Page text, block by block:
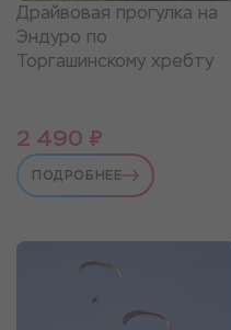
Драйвовая прогулка на
Эндуро по
Торгашинскому хребту
2 490 ₽
ПОДРОБНЕЕ